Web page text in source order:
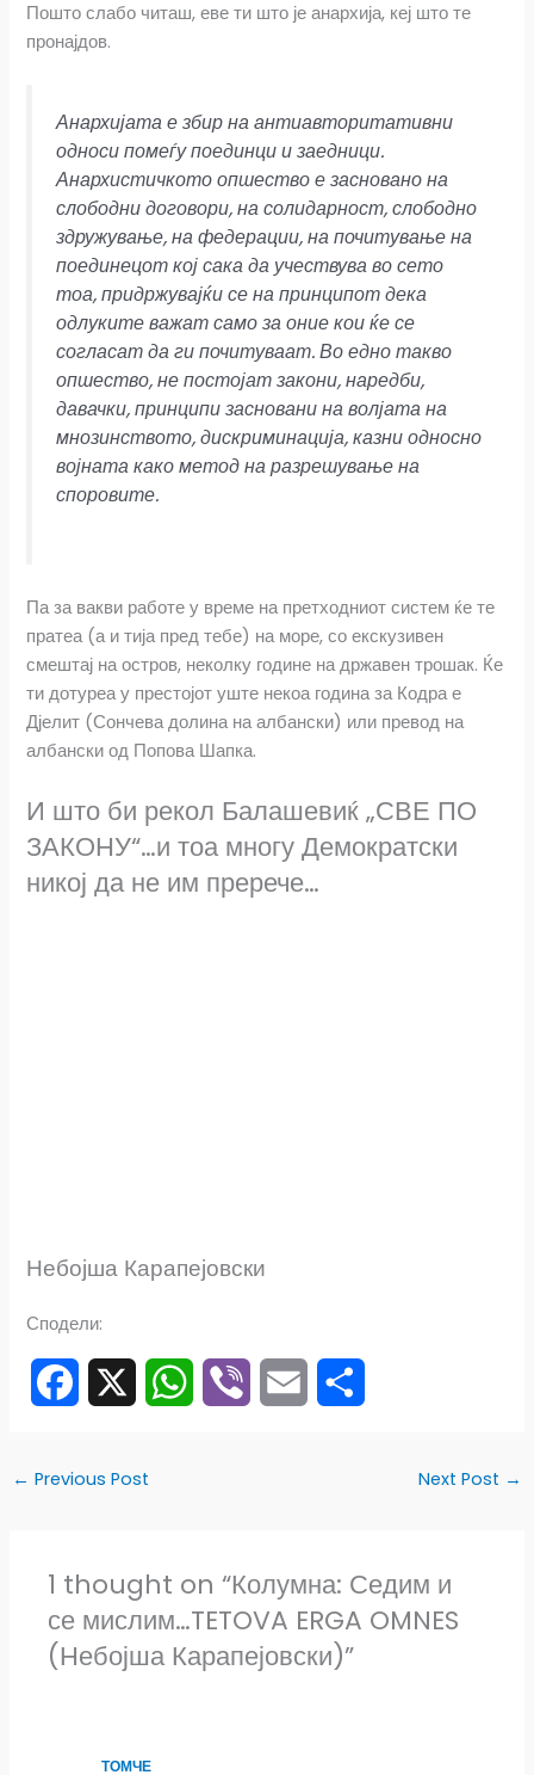
Пошто слабо читаш, еве ти што је анархија, кеј што те
пронајдов.
Анархијата е збир на антиавторитативни
односи помеѓу поединци и заедници.
Анархистичкото опшество е засновано на
слободни договори, на солидарност, слободно
здружување, на федерации, на почитување на
поединецот кој сака да учествува во сето
тоа, придржувајќи се на принципот дека
одлуките важат само за оние кои ќе се
согласат да ги почитуваат. Во едно такво
опшество, не постојат закони, наредби,
давачки, принципи засновани на волјата на
мнозинството, дискриминација, казни односно
војната како метод на разрешување на
споровите.
Па за вакви работе у време на претходниот систем ќе те
пратеа (а и тија пред тебе) на море, со екскузивен
смештај на остров, неколку године на државен трошак. Ќе
ти дотуреа у престојот уште некоа година за Кодра е
Дјелит (Сончева долина на албански) или превод на
албански од Попова Шапка.
И што би рекол Балашевиќ „СВЕ ПО
ЗАКОНУ“…и тоа многу Демократски
никој да не им пререче…
Небојша Карапејовски
Сподели:
a
h
t
s
A
p
e
r
l
r
e
← Previous Post Next Post →
1 thought on “Колумна: Седим и
се мислим…TETOVA ERGA OMNES
(Небојша Карапејовски)”
ТОМЧЕ